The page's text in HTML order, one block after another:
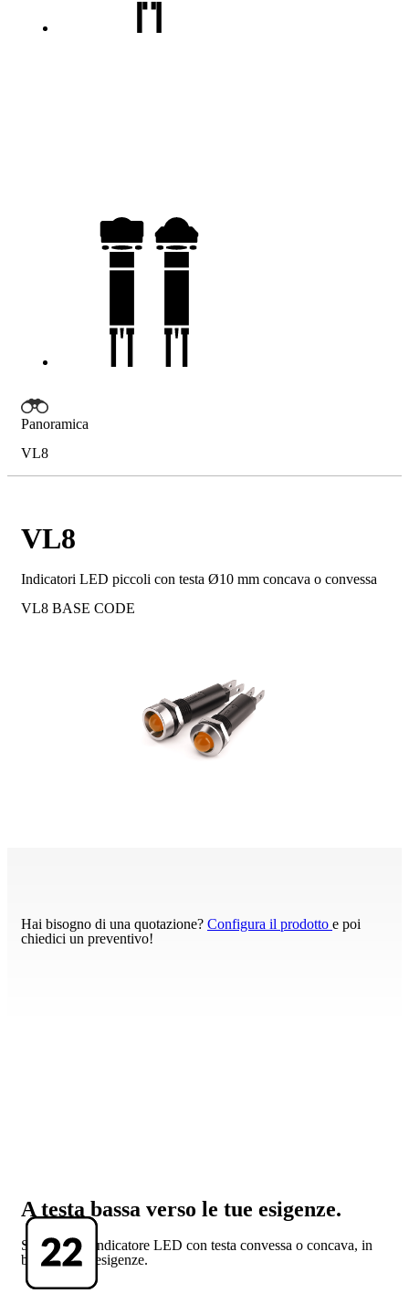
Panoramica
VL8
VL8
Indicatori LED piccoli con testa Ø10 mm concava o convessa
VL8 BASE CODE
Hai bisogno di una quotazione? Configura il prodotto e poi
chiedici un preventivo!
A testa bassa verso le tue esigenze.
Scegli il tuo indicatore LED con testa convessa o concava, in
base alle tue esigenze.